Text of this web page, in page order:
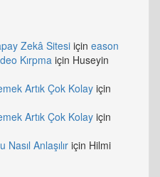
Zekâ Sitesi için eason
Kırpma için Huseyin
Artık Çok Kolay için
Artık Çok Kolay için
Anlaşılır için Hilmi